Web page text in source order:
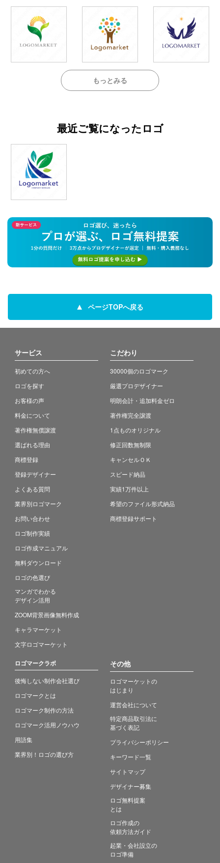
もっとみる
最近ご覧になったロゴ
ページTOPへ戻る
サービス
初めての方へ
ロゴを探す
お客様の声
料金について
著作権無償譲渡
選ばれる理由
商標登録
登録デザイナー
よくある質問
業界別ロゴマーク
お問い合わせ
ロゴ制作実績
ロゴ作成マニュアル
無料ダウンロード
ロゴの色選び
マンガでわかる
デザイン活用
ZOOM背景画像無料作成
キャラマーケット
文字ロゴマーケット
こだわり
30000個のロゴマーク
厳選プロデザイナー
明朗会計・追加料金ゼロ
著作権完全譲渡
1点ものオリジナル
修正回数無制限
キャンセルＯＫ
スピード納品
実績1万件以上
希望のファイル形式納品
商標登録サポート
ロゴマークラボ
後悔しない制作会社選び
ロゴマークとは
ロゴマーク制作の方法
ロゴマーク活用ノウハウ
用語集
業界別！ロゴの選び方
その他
ロゴマーケットの
はじまり
運営会社について
特定商品取引法に
基づく表記
プライバシーポリシー
キーワード一覧
サイトマップ
デザイナー募集
ロゴ無料提案
とは
ロゴ作成の
依頼方法ガイド
起業・会社設立の
ロゴ準備